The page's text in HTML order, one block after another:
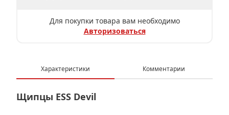
Для покупки товара вам необходимо
Авторизоваться
Характеристики Комментарии
Щипцы ESS Devil